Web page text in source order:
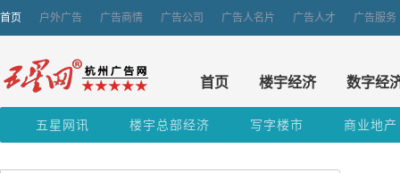
首页 户外广告 广告商情 广告公司 广告人名片 广告人才 广告服务
首页 楼宇经济 数字经
五星网讯 楼宇总部经济 写字楼市 商业地产